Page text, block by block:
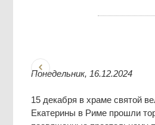
Понедельник, 16.12.2024
15 декабря в храме святой
Екатерины в Риме прошли